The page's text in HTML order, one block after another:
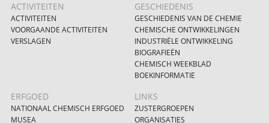
ACTIVITEITEN
ACTIVITEITEN
VOORGAANDE ACTIVITEITEN
VERSLAGEN
GESCHIEDENIS
GESCHIEDENIS VAN DE CHEMIE
CHEMISCHE ONTWIKKELINGEN
INDUSTRIËLE ONTWIKKELING
BIOGRAFIEËN
CHEMISCH WEEKBLAD
BOEKINFORMATIE
ERFGOED
NATIONAAL CHEMISCH ERFGOED
MUSEA
LINKS
ZUSTERGROEPEN
ORGANISATIES